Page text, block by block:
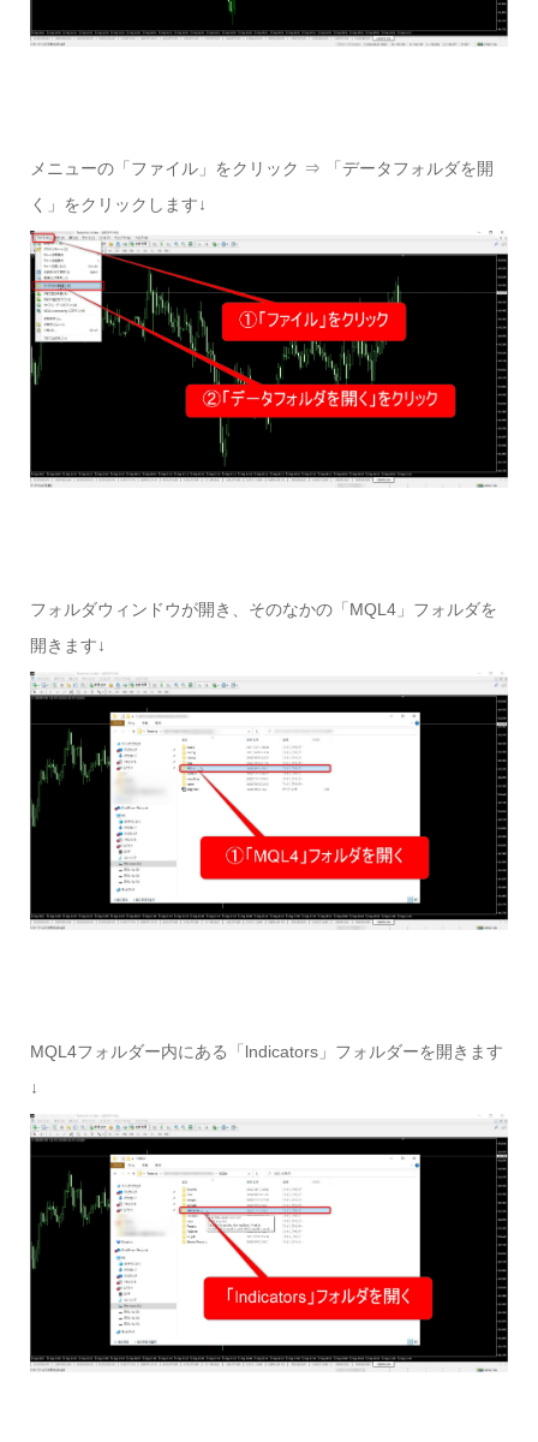
メニューの「ファイル」をクリック ⇒ 「データフォルダを開
く」をクリックします↓
フォルダウィンドウが開き、そのなかの「MQL4」フォルダを
開きます↓
MQL4フォルダー内にある「lndicators」フォルダーを開きます
↓